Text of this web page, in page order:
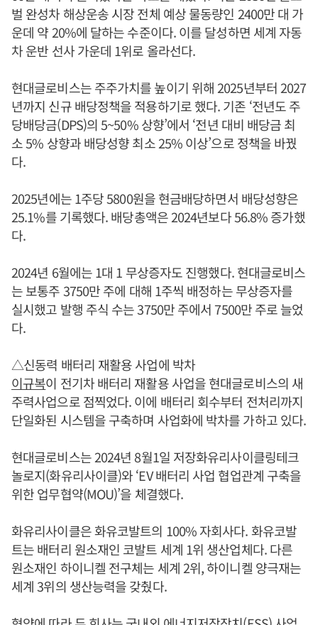
벌 완성차 해상운송 시장 전체 예상 물동량인 2400만 대 가
운데 약 20%에 달하는 수준이다. 이를 달성하면 세계 자동
차 운반 선사 가운데 1위로 올라선다.
현대글로비스는 주주가치를 높이기 위해 2025년부터 2027
년까지 신규 배당정책을 적용하기로 했다. 기존 ‘전년도 주
당배당금(DPS)의 5~50% 상향’에서 ‘전년 대비 배당금 최
소 5% 상향과 배당성향 최소 25% 이상’으로 정책을 바꿨
다.
2025년에는 1주당 5800원을 현금배당하면서 배당성향은
25.1%를 기록했다. 배당총액은 2024년보다 56.8% 증가했
다.
2024년 6월에는 1대 1 무상증자도 진행했다. 현대글로비스
는 보통주 3750만 주에 대해 1주씩 배정하는 무상증자를
실시했고 발행 주식 수는 3750만 주에서 7500만 주로 늘었
다.
△신동력 배터리 재활용 사업에 박차
이규복이 전기차 배터리 재활용 사업을 현대글로비스의 새
주력사업으로 점찍었다. 이에 배터리 회수부터 전처리까지
단일화된 시스템을 구축하며 사업화에 박차를 가하고 있다.
현대글로비스는 2024년 8월1일 저장화유리사이클링테크
놀로지(화유리사이클)와 ‘EV 배터리 사업 협업관계 구축을
위한 업무협약(MOU)’을 체결했다.
화유리사이클은 화유코발트의 100% 자회사다. 화유코발
트는 배터리 원소재인 코발트 세계 1위 생산업체다. 다른
원소재인 하이니켈 전구체는 세계 2위, 하이니켈 양극재는
세계 3위의 생산능력을 갖췄다.